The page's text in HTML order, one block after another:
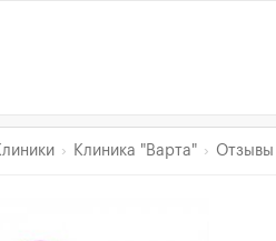
Клиника "Варта" Отзывы